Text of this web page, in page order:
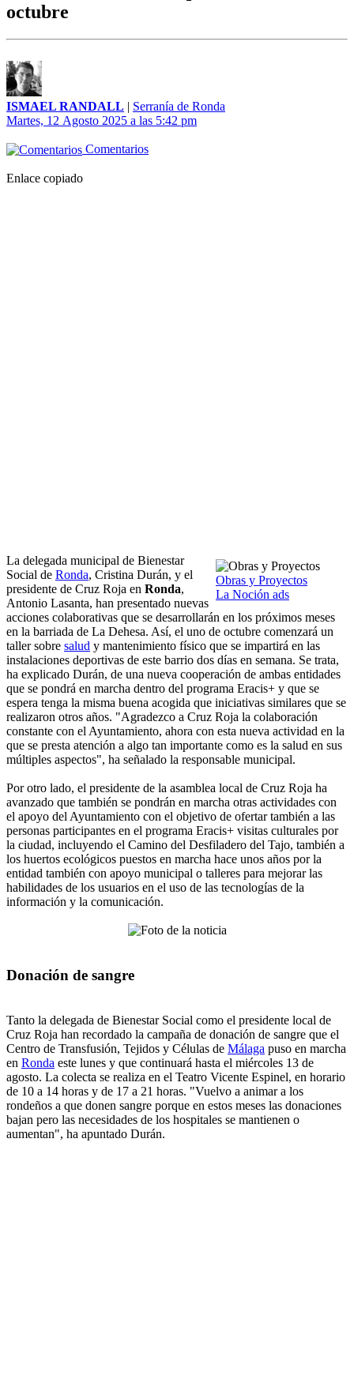
octubre
ISMAEL RANDALL | Serranía de Ronda
Martes, 12 Agosto 2025 a las 5:42 pm
Comentarios
Enlace copiado
Obras y Proyectos
La Noción ads
La delegada municipal de Bienestar
Social de Ronda, Cristina Durán, y el
presidente de Cruz Roja en Ronda,
Antonio Lasanta, han presentado nuevas
acciones colaborativas que se desarrollarán en los próximos meses
en la barriada de La Dehesa. Así, el uno de octubre comenzará un
taller sobre salud y mantenimiento físico que se impartirá en las
instalaciones deportivas de este barrio dos días en semana. Se trata,
ha explicado Durán, de una nueva cooperación de ambas entidades
que se pondrá en marcha dentro del programa Eracis+ y que se
espera tenga la misma buena acogida que iniciativas similares que se
realizaron otros años. "Agradezco a Cruz Roja la colaboración
constante con el Ayuntamiento, ahora con esta nueva actividad en la
que se presta atención a algo tan importante como es la salud en sus
múltiples aspectos", ha señalado la responsable municipal.
Por otro lado, el presidente de la asamblea local de Cruz Roja ha
avanzado que también se pondrán en marcha otras actividades con
el apoyo del Ayuntamiento con el objetivo de ofertar también a las
personas participantes en el programa Eracis+ visitas culturales por
la ciudad, incluyendo el Camino del Desfiladero del Tajo, también a
los huertos ecológicos puestos en marcha hace unos años por la
entidad también con apoyo municipal o talleres para mejorar las
habilidades de los usuarios en el uso de las tecnologías de la
información y la comunicación.
Donación de sangre
Tanto la delegada de Bienestar Social como el presidente local de
Cruz Roja han recordado la campaña de donación de sangre que el
Centro de Transfusión, Tejidos y Células de Málaga puso en marcha
en Ronda este lunes y que continuará hasta el miércoles 13 de
agosto. La colecta se realiza en el Teatro Vicente Espinel, en horario
de 10 a 14 horas y de 17 a 21 horas. "Vuelvo a animar a los
rondeños a que donen sangre porque en estos meses las donaciones
bajan pero las necesidades de los hospitales se mantienen o
aumentan", ha apuntado Durán.